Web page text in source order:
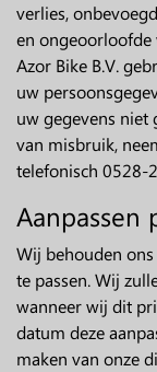
verlies,
en ongeoorloofde
Azor Bike B.V.
uw
uw gegevens niet
van misbruik,
telefonisch 0528-
Aanpassen
Wij behouden
te passen. Wij
wanneer wij dit
datum deze
maken van onze